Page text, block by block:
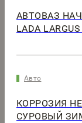
АВТОВАЗ
LADA
Авто
КОРРОЗИЯ
СУРОВЫЙ